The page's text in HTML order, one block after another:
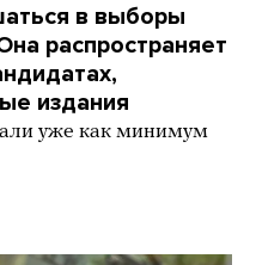
в выборы
распространяет
издания
уже как минимум